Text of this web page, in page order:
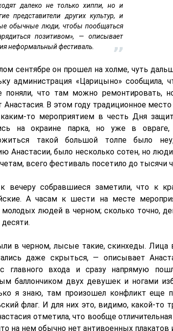
далеко не только хиппи, но и
представители других культур, и
обычные люди, чтобы пообщаться
позитивом», — описывает
неформальный фестиваль.
сентябре он прошел на холме, чуть
администрация «Царицыно» сообщила,
что там можно ремонтировать,
Анастасия. В этом году традиционное место
каким-то мероприятием в честь Дня
на окраине парка, но уже в
такой большой толпе было
Анастасии, было несколько сотен, но
всего фестиваль посетило до тысячи
вечеру собравшиеся заметили, что к
А часам к шести на месте
людей в черном; сколько точно,
в черном, лысые такие, скинхеды. Лица
даже скрыться, — описывает
главного входа и сразу напрямую
баллончиком двух девушек и ногами
я знаю, там произошел конфликт еще
флаг. И для них это, видимо, какой-то
отметила, что вообще
на нем обычно нет антивоенных плакатов